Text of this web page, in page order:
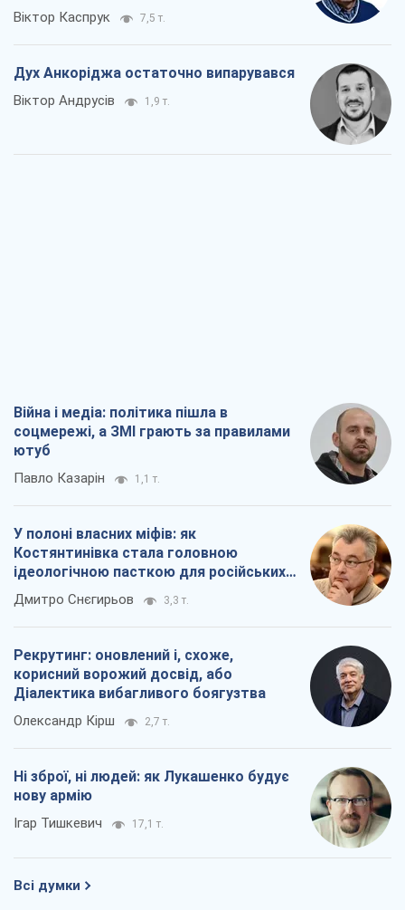
Віктор Каспрук 7,5 т.
Дух Анкоріджа остаточно випарувався
Віктор Андрусів 1,9 т.
Війна і медіа: політика пішла в
соцмережі, а ЗМІ грають за правилами
ютуб
Павло Казарін 1,1 т.
У полоні власних міфів: як
Костянтинівка стала головною
ідеологічною пасткою для російських
окупантів
Дмитро Снєгирьов 3,3 т.
Рекрутинг: оновлений і, схоже,
корисний ворожий досвід, або
Діалектика вибагливого боягузтва
Олександр Кірш 2,7 т.
Ні зброї, ні людей: як Лукашенко будує
нову армію
Ігар Тишкевич 17,1 т.
Всі думки